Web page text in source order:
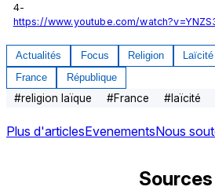
4-
https://www.youtube.com/
Actualités Focus Religion Laïcité
France
République
#religion laïque #France #laïcité
Plus d'articlesEvenementsNous
Sources